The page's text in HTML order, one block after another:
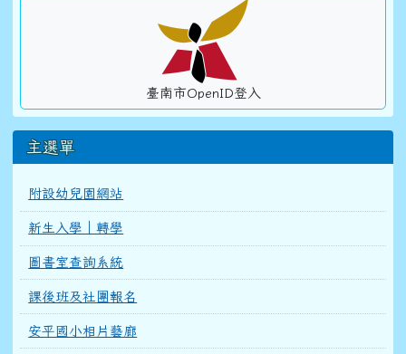
臺南市OpenID登入
主選單
附設幼兒園網站
新生入學｜轉學
圖書室查詢系統
課後班及社團報名
安平國小相片藝廊